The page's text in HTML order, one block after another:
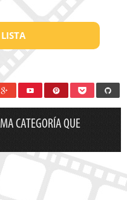
CATEGORÍA QUE